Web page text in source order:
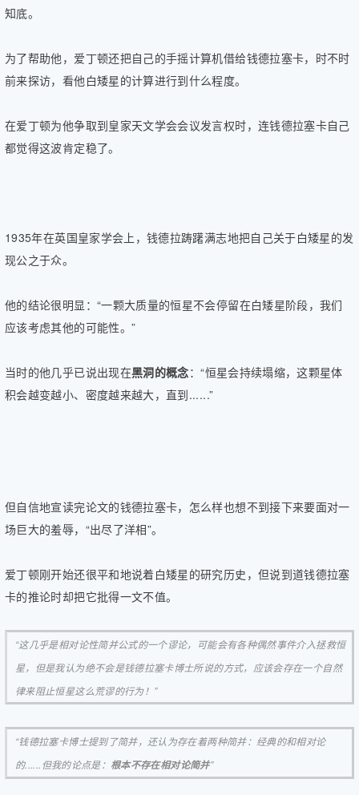
知底。
为了帮助他，爱丁顿还把自己的手摇计算机借给钱德拉塞卡，时不时
前来探访，看他白矮星的计算进行到什么程度。
在爱丁顿为他争取到皇家天文学会会议发言权时，连钱德拉塞卡自己
都觉得这波肯定稳了。
1935年在英国皇家学会上，钱德拉踌躇满志地把自己关于白矮星的发
现公之于众。
他的结论很明显：“一颗大质量的恒星不会停留在白矮星阶段，我们
应该考虑其他的可能性。”
当时的他几乎已说出现在黑洞的概念：“恒星会持续塌缩，这颗星体
积会越变越小、密度越来越大，直到......”
但自信地宣读完论文的钱德拉塞卡，怎么样也想不到接下来要面对一
场巨大的羞辱，“出尽了洋相”。
爱丁顿刚开始还很平和地说着白矮星的研究历史，但说到道钱德拉塞
卡的推论时却把它批得一文不值。
“这几乎是相对论性简并公式的一个谬论，可能会有各种偶然事件介入拯救恒
星，但是我认为绝不会是钱德拉塞卡博士所说的方式，应该会存在一个自然
律来阻止恒星这么荒谬的行为！”
“钱德拉塞卡博士提到了简并，还认为存在着两种简并：经典的和相对论
的......但我的论点是： 根本不存在相对论简并”